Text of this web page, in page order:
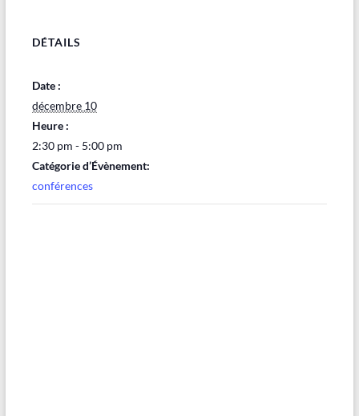
DÉTAILS
Date :
décembre 10
Heure :
2:30 pm - 5:00 pm
Catégorie d’Évènement:
conférences